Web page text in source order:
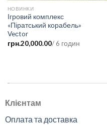
НОВИНКИ
Ігровий комплекс
«Піратський корабель»
Veсtor
грн.20,000.00/ 6 годин
Клієнтам
Оплата та доставка